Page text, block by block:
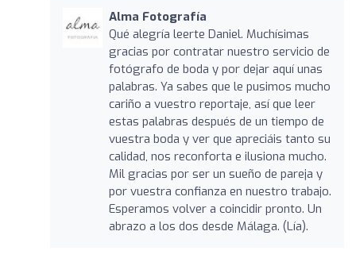
Alma Fotografía
Qué alegría leerte Daniel. Muchísimas
gracias por contratar nuestro servicio de
fotógrafo de boda y por dejar aquí unas
palabras. Ya sabes que le pusimos mucho
cariño a vuestro reportaje, así que leer
estas palabras después de un tiempo de
vuestra boda y ver que apreciáis tanto su
calidad, nos reconforta e ilusiona mucho.
Mil gracias por ser un sueño de pareja y
por vuestra confianza en nuestro trabajo.
Esperamos volver a coincidir pronto. Un
abrazo a los dos desde Málaga. (Lía).